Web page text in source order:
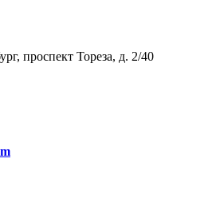
проспект Тореза, д. 2/40